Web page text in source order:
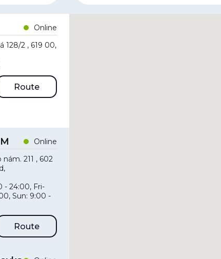
Online
128/2 , 619 00,
Route
Online
211 , 602
- 24:00, Fri-
Sun: 9:00 -
Route